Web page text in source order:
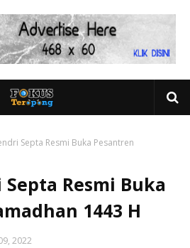
Septa Resmi Buka Pesantren
Resmi Buka
1443 H
2022